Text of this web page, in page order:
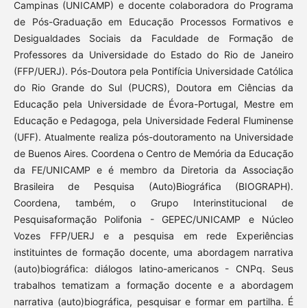
Campinas (UNICAMP) e docente colaboradora do Programa
de Pós-Graduação em Educação Processos Formativos e
Desigualdades Sociais da Faculdade de Formação de
Professores da Universidade do Estado do Rio de Janeiro
(FFP/UERJ). Pós-Doutora pela Pontifícia Universidade Católica
do Rio Grande do Sul (PUCRS), Doutora em Ciências da
Educação pela Universidade de Évora-Portugal, Mestre em
Educação e Pedagoga, pela Universidade Federal Fluminense
(UFF). Atualmente realiza pós-doutoramento na Universidade
de Buenos Aires. Coordena o Centro de Memória da Educação
da FE/UNICAMP e é membro da Diretoria da Associação
Brasileira de Pesquisa (Auto)Biográfica (BIOGRAPH).
Coordena, também, o Grupo Interinstitucional de
Pesquisaformação Polifonia - GEPEC/UNICAMP e Núcleo
Vozes FFP/UERJ e a pesquisa em rede Experiências
instituintes de formação docente, uma abordagem narrativa
(auto)biográfica: diálogos latino-americanos - CNPq. Seus
trabalhos tematizam a formação docente e a abordagem
narrativa (auto)biográfica, pesquisar e formar em partilha. É